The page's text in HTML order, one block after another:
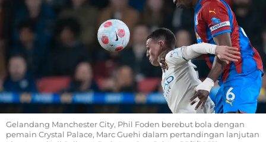
Gelandang Manchester City, Phil Foden berebut bola dengan
pemain Crystal Palace, Marc Guehi dalam pertandingan lanjutan